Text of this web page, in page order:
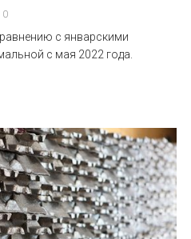
0
с январскими
с мая 2022 года.